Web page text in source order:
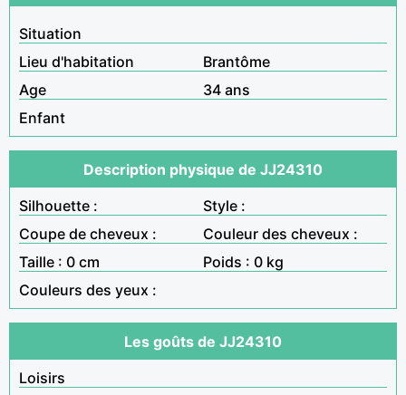
Situation
Lieu d'habitation
Brantôme
Age
34 ans
Enfant
Description physique de JJ24310
Silhouette :
Style :
Coupe de cheveux :
Couleur des cheveux :
Taille : 0 cm
Poids : 0 kg
Couleurs des yeux :
Les goûts de JJ24310
Loisirs